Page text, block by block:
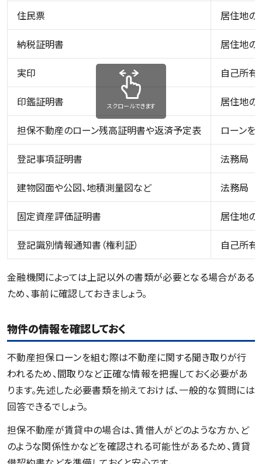
住民票 居住地の
納税証明書 居住地の
実印 自己所有
印鑑証明書 居住地の
担保不動産のローン残高証明書や返済予定表 ローンを
登記事項証明書 法務局
建物図面や公図、地積測量図など 法務局
固定資産評価証明書 居住地の
登記識別情報通知書（権利証） 自己所有
スクロールできます
金融機関によっては上記以外の書類が必要となる場合がある
ため、事前に確認しておきましょう。
物件の情報を確認しておく
不動産担保ローンを組む際は不動産に関する聞き取りが行
われるため、間取りなど正確な情報を把握しておく必要があ
ります。先述した必要書類を揃えておけば、一般的な質問には
回答できるでしょう。
担保不動産が賃貸中の場合は、賃借人がどのような方か、ど
のような関係性かなどを確認される可能性があるため、賃貸